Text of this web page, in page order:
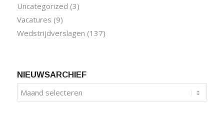
Uncategorized (3)
Vacatures (9)
Wedstrijdverslagen (137)
NIEUWSARCHIEF